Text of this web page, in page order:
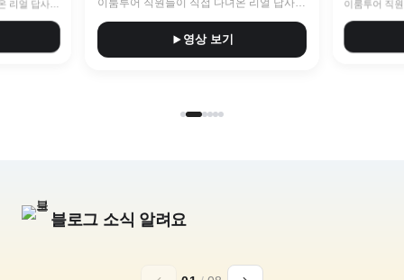
이룸투어 직원들이 직접 다녀온 리얼 답사 영상
영상 보기
블로그 소식 알려요
일본 황실의휴양